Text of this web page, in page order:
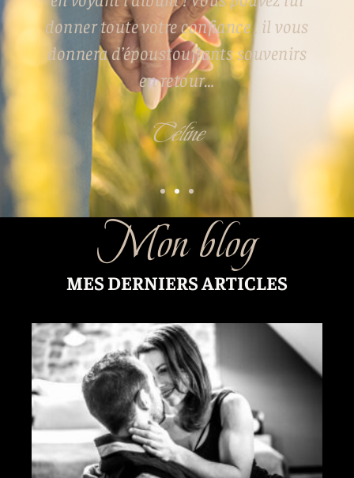
donner toute votre confiance , il vous
donnera d’époustouflants souvenirs
en retour…
Céline
MES DERNIERS ARTICLES
Mon blog